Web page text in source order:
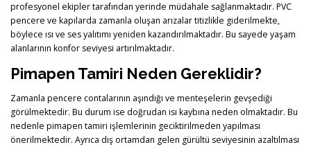
profesyonel ekipler tarafından yerinde müdahale sağlanmaktadır. PVC
pencere ve kapılarda zamanla oluşan arızalar titizlikle giderilmekte,
böylece ısı ve ses yalıtımı yeniden kazandırılmaktadır. Bu sayede yaşam
alanlarının konfor seviyesi artırılmaktadır.
Pimapen Tamiri Neden Gereklidir?
Zamanla pencere contalarının aşındığı ve menteşelerin gevşediği
görülmektedir. Bu durum ise doğrudan ısı kaybına neden olmaktadır. Bu
nedenle pimapen tamiri işlemlerinin geciktirilmeden yapılması
önerilmektedir. Ayrıca dış ortamdan gelen gürültü seviyesinin azaltılması